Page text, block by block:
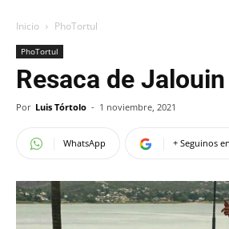
Inicio PhoTortul
PhoTortul
Resaca de Jalouin
Por Luis Tórtolo - 1 noviembre, 2021
WhatsApp + Seguinos